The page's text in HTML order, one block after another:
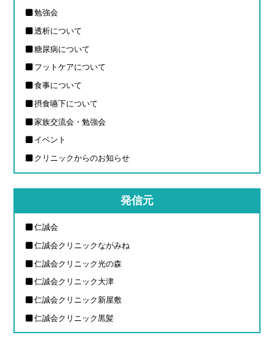
勉強会
透析について
糖尿病について
フットケアについて
食事について
摂食嚥下について
家族交流会・勉強会
イベント
クリニックからのお知らせ
発信元
仁誠会
仁誠会クリニックながみね
仁誠会クリニック光の森
仁誠会クリニック大津
仁誠会クリニック新屋敷
仁誠会クリニック黒髪